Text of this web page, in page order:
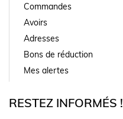
Commandes
Avoirs
Adresses
Bons de réduction
Mes alertes
RESTEZ INFORMÉS !